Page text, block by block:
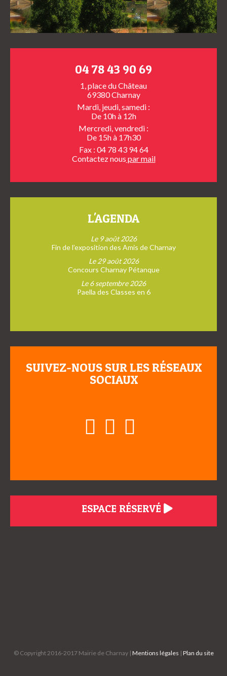
04 78 43 90 69
1, place du Château
69380 Charnay
Mardi, jeudi, samedi :
De 10h à 12h
Mercredi, vendredi :
De 15h à 17h30
Fax : 04 78 43 94 64
Contactez nous par mail
L'AGENDA
Le 9 août 2026
Fin de l’exposition des Amis de Charnay
Le 29 août 2026
Concours Charnay Pétanque
Le 6 septembre 2026
Paella des Classes en 6
SUIVEZ-NOUS SUR LES RÉSEAUX
SOCIAUX
ESPACE RÉSERVÉ
© Copyright 2016-2017 Mairie de Charnay | Mentions légales | Plan du site